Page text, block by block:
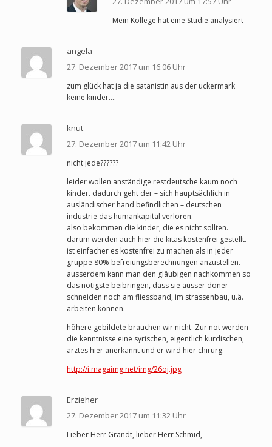
Mein Kollege hat eine Studie analysiert
angela
27. Dezember 2017 um 16:06 Uhr
zum glück hat ja die satanistin aus der uckermark
keine kinder….
knut
27. Dezember 2017 um 11:42 Uhr
nicht jede??????
leider wollen anständige restdeutsche kaum noch
kinder. dadurch geht der – sich hauptsächlich in
ausländischer hand befindlichen – deutschen
industrie das humankapital verloren.
also bekommen die kinder, die es nicht sollten.
darum werden auch hier die kitas kostenfrei gestellt.
ist einfacher es kostenfrei zu machen als in jeder
gruppe 80% befreiungsberechnungen anzustellen.
ausserdem kann man den gläubigen nachkommen so
das nötigste beibringen, dass sie ausser döner
schneiden noch am fliessband, im strassenbau, u.ä.
arbeiten können.
höhere gebildete brauchen wir nicht. Zur not werden
die kenntnisse eine syrischen, eigentlich kurdischen,
arztes hier anerkannt und er wird hier chirurg.
http://i.magaimg.net/img/26oj.jpg
Erzieher
27. Dezember 2017 um 11:32 Uhr
Lieber Herr Grandt, lieber Herr Schmid,